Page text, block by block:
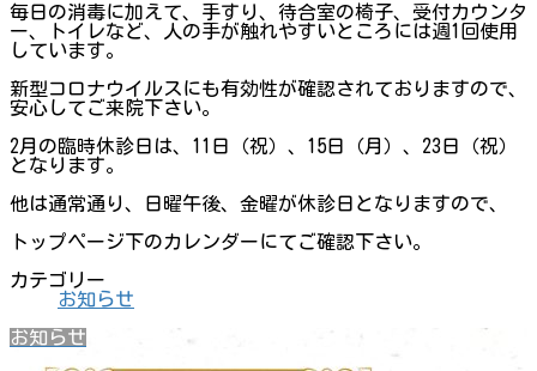
毎日の消毒に加えて、手すり、待合室の椅子、受付カウンタ
ー、トイレなど、人の手が触れやすいところには週1回使用
しています。
新型コロナウイルスにも有効性が確認されておりますので、
安心してご来院下さい。
2月の臨時休診日は、11日（祝）、15日（月）、23日（祝）
となります。
他は通常通り、日曜午後、金曜が休診日となりますので、
トップページ下のカレンダーにてご確認下さい。
カテゴリー
お知らせ
お知らせ